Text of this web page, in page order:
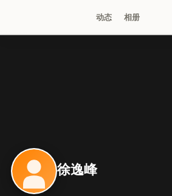
动态 相册
徐逸峰